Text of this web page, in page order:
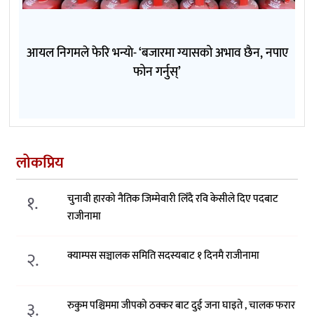
आयल निगमले फेरि भन्याे- ‘बजारमा ग्यासको अभाव छैन, नपाए
फोन गर्नुस्’
लोकप्रिय
१.
चुनावी हारको नैतिक जिम्मेवारी लिँदै रवि केसीले दिए पदबाट
राजीनामा
२. क्याम्पस सञ्चालक समिति सदस्यबाट १ दिनमै राजीनामा
३. रुकुम पश्चिममा जीपको ठक्कर बाट दुई जना घाइते , चालक फरार